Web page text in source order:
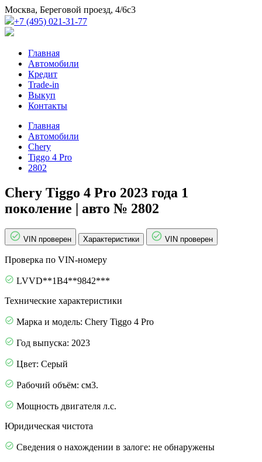
Москва, Береговой проезд, 4/6с3
+7 (495) 021-31-77
Главная
Автомобили
Кредит
Trade-in
Выкуп
Контакты
Главная
Автомобили
Chery
Tiggo 4 Pro
2802
Chery Tiggo 4 Pro 2023 года 1
поколение | авто № 2802
VIN проверен Характеристики VIN проверен
Проверка по VIN-номеру
LVVD**1B4**9842***
Технические характеристики
Марка и модель: Chery Tiggo 4 Pro
Год выпуска: 2023
Цвет: Серый
Рабочий объём: см3.
Мощность двигателя л.с.
Юридическая чистота
Сведения о нахождении в залоге: не обнаружены